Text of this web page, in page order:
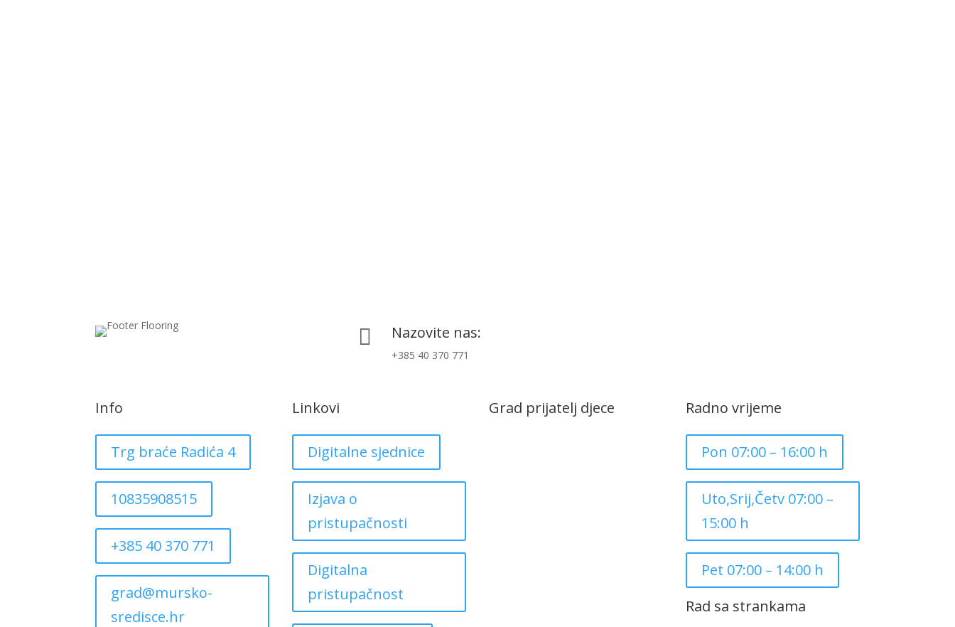
 Nazovite nas:
+385 40 370 771
Info
Trg braće Radića 4
10835908515
+385 40 370 771
grad@mursko-
sredisce.hr
Linkovi
Digitalne sjednice
Izjava o
pristupačnosti
Digitalna
pristupačnost
Grad prijatelj djece Radno vrijeme
Pon 07:00 – 16:00 h
Uto,Srij,Četv 07:00 –
15:00 h
Pet 07:00 – 14:00 h
Rad sa strankama